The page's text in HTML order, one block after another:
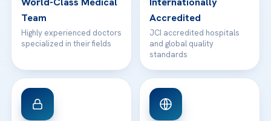
Team
Highly experienced doctors
specialized in their fields
Accredited
JCI accredited hospitals
and global quality
standards